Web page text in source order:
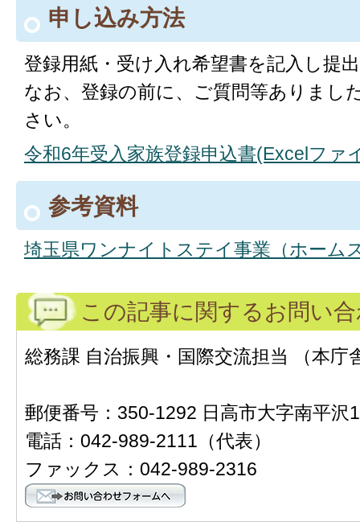
申し込み方法
登録用紙・受け入れ希望書を記入し提
なお、登録の前に、ご質問等ありまし
さい。
令和6年受入家族登録申込書(Excelファ
参考資料
埼玉県ワンナイトステイ事業（ホーム
この記事に関するお問い
総務課 自治振興・国際交流担当 （本庁
郵便番号：350-1292 日高市大字南平沢
電話：042-989-2111（代表）
ファックス：042-989-2316